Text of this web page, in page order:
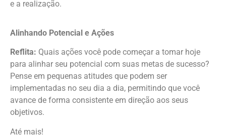
e a realização.
Alinhando Potencial e Ações
Reflita: Quais ações você pode começar a tomar hoje
para alinhar seu potencial com suas metas de sucesso?
Pense em pequenas atitudes que podem ser
implementadas no seu dia a dia, permitindo que você
avance de forma consistente em direção aos seus
objetivos.
Até mais!